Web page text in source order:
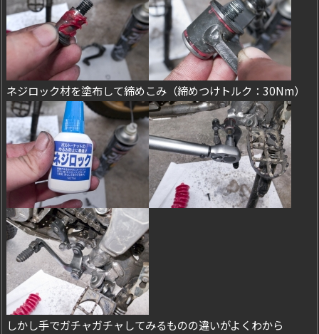
ネジロック材を塗布して締めこみ（締めつけトルク：30Nm）
しかし手でガチャガチャしてみるものの違いがよくわから